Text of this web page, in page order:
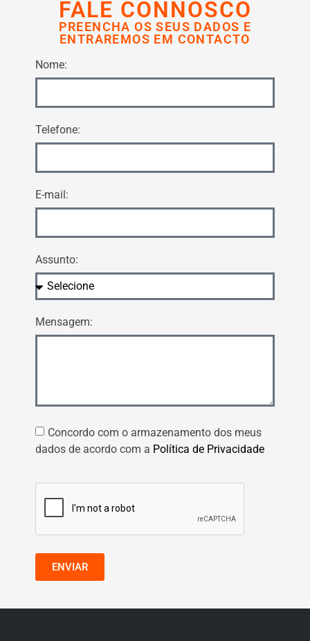
FALE CONNOSCO
PREENCHA OS SEUS DADOS E
ENTRAREMOS EM CONTACTO
Nome:
Telefone:
E-mail:
Assunto:
Mensagem:
Concordo com o armazenamento dos meus
dados de acordo com a Política de Privacidade
ENVIAR